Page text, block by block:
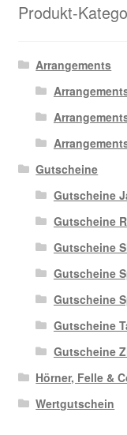
Produkt-
Arrangements
Gutscheine
Gutscheine
Gutscheine
Gutscheine
Gutscheine
Gutscheine
Gutscheine
Gutscheine
Hörner, Felle &
Wertgutschein